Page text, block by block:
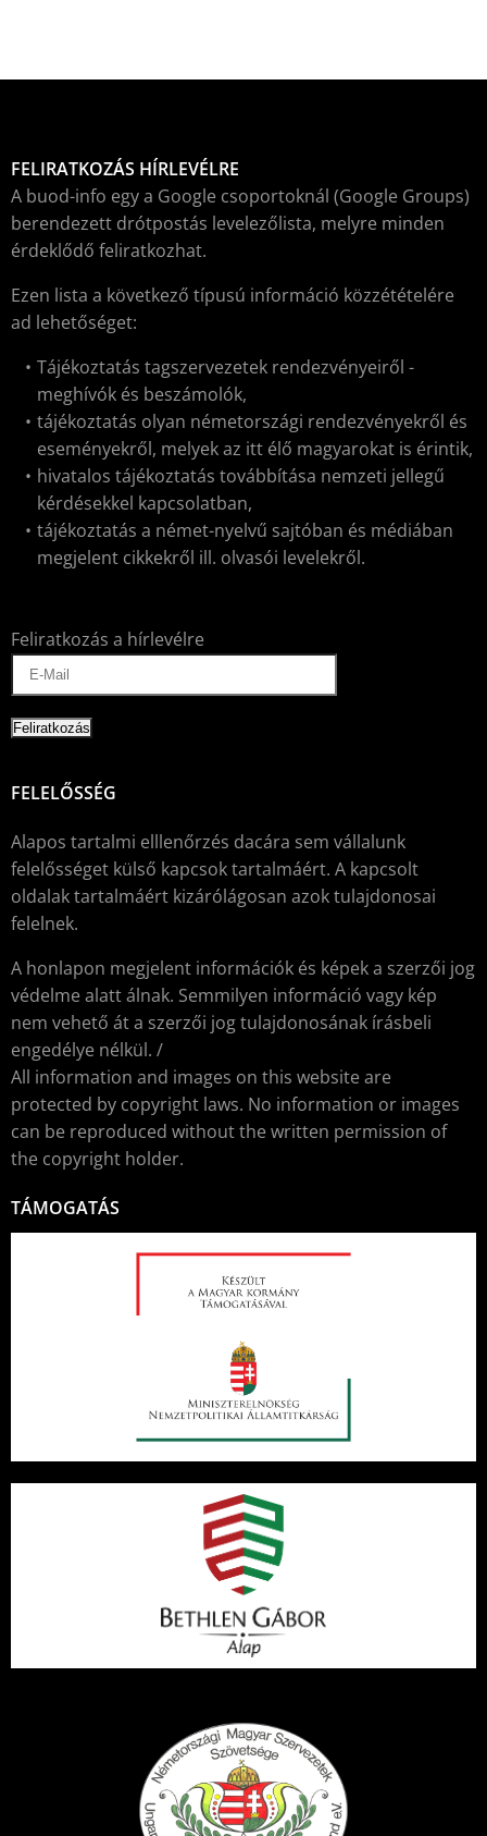
FELIRATKOZÁS HÍRLEVÉLRE
A buod-info egy a Google csoportoknál (Google Groups)
berendezett drótpostás levelezőlista, melyre minden
érdeklődő feliratkozhat.
Ezen lista a következő típusú információ közzétételére
ad lehetőséget:
Tájékoztatás tagszervezetek rendezvényeiről -
meghívók és beszámolók,
tájékoztatás olyan németországi rendezvényekről és
eseményekről, melyek az itt élő magyarokat is érintik,
hivatalos tájékoztatás továbbítása nemzeti jellegű
kérdésekkel kapcsolatban,
tájékoztatás a német-nyelvű sajtóban és médiában
megjelent cikkekről ill. olvasói levelekről.
Feliratkozás a hírlevélre
FELELŐSSÉG
Alapos tartalmi elllenőrzés dacára sem vállalunk
felelősséget külső kapcsok tartalmáért. A kapcsolt
oldalak tartalmáért kizárólágosan azok tulajdonosai
felelnek.
A honlapon megjelent információk és képek a szerzői jog
védelme alatt álnak. Semmilyen információ vagy kép
nem vehető át a szerzői jog tulajdonosának írásbeli
engedélye nélkül. /
All information and images on this website are
protected by copyright laws. No information or images
can be reproduced without the written permission of
the copyright holder.
TÁMOGATÁS